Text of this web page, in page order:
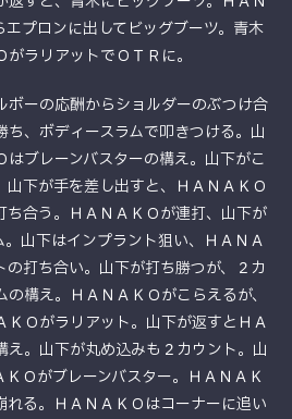
エプロンに出してビッグブーツ。青木
ラリアットでＯＴＲに。
ボーの応酬からショルダーのぶつけ合
ち、ボディースラムで叩きつける。山
ブレーンバスターの構え。山下がこ
山下が手を差し出すと、ＨＡＮＡＫＯ
ち合う。ＨＡＮＡＫＯが連打、山下が
山下はインプラント狙い、ＨＡＮＡ
の打ち合い。山下が打ち勝つが、２カ
構え。ＨＡＮＡＫＯがこらえるが、
ＫＯがラリアット。山下が返すとＨＡ
え。山下が丸め込みも２カウント。山
Ｏがブレーンバスター。ＨＡＮＡＫ
れる。ＨＡＮＡＫＯはコーナーに追い